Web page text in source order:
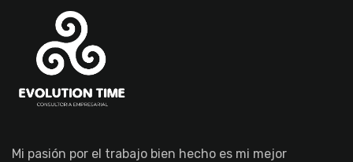
Mi pasión por el trabajo bien hecho es mi mejor